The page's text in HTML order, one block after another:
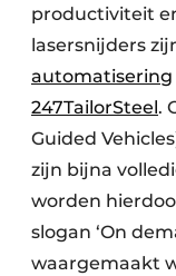
productiviteit
lasersnijders
automatisering
247TailorSteel.
Guided
zijn bijna
worden
slogan ‘On
waargemaakt